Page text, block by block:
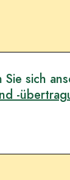
sich
-